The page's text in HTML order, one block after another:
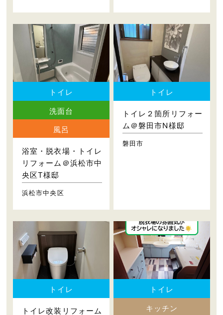
トイレ
洗面台
風呂
浴室・脱衣場・トイレ
リフォーム＠浜松市中
央区T様邸
浜松市中央区
トイレ
トイレ２箇所リフォー
ム＠磐田市N様邸
磐田市
トイレ
トイレ改装リフォーム
トイレ
キッチン